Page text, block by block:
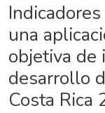
una
objetiva de
desarrollo
Costa Rica